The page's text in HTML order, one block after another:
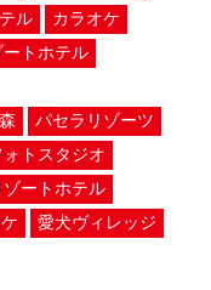
ル
カラオケ
トホテル
パセラリゾーツ
ォトスタジオ
ゾートホテル
愛犬ヴィレッジ